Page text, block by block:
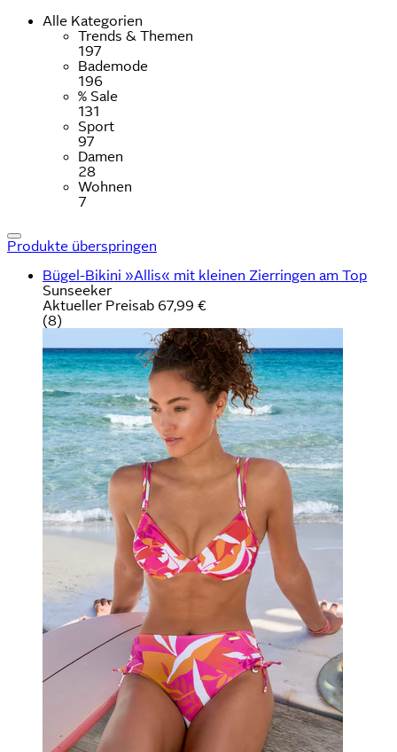
Alle Kategorien
Trends & Themen
197
Bademode
196
% Sale
131
Sport
97
Damen
28
Wohnen
7
Produkte überspringen
Bügel-Bikini »Allis« mit kleinen Zierringen am Top
Sunseeker
Aktueller Preisab 67,99 €
(8)